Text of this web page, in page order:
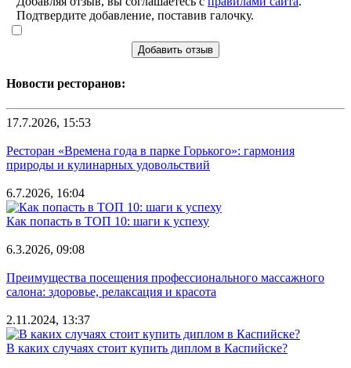
Подтвердите добавление, поставив галочку.
Добавить отзыв
Новости ресторанов:
17.7.2026, 15:53
Ресторан «Времена года в парке Горького»: гармония
природы и кулинарных удовольствий
6.7.2026, 16:04
Как попасть в ТОП 10: шаги к успеху
6.3.2026, 09:08
Преимущества посещения профессионального массажного
салона: здоровье, релаксация и красота
2.11.2024, 13:37
В каких случаях стоит купить диплом в Каспийске?